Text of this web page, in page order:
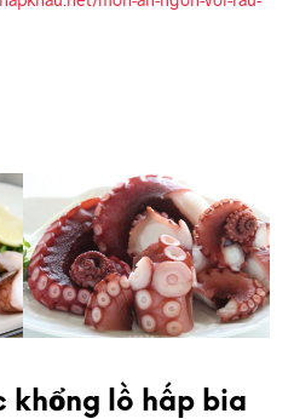
khổng lồ hấp bia